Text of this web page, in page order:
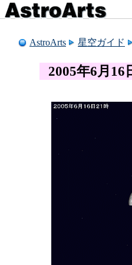
AstroArts 星空ガイド
2005年6月16